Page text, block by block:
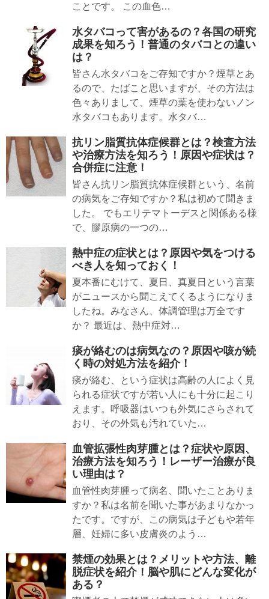
ことです。 この血色…
水タバコって害があるの？各国の研究
成果を知ろう！普通のタバコとの違い
は？
皆さん水タバコをご存知ですか？煙草とあ
るので、たばこと思いますが、その方法は
色々ありまして、煙草の葉を使わないノン
水タバコもあります。水タバ…
抗リン脂質抗体症候群とは？検査方法
や治療方法を知ろう！原因や症状は？
合併症に注意！
皆さん抗リン脂質抗体症候群という、名前
の病気をご存知ですか？私は初めて聞きま
した。 でもエリテマトーデスと関係ある様
で、膠原病の一つの…
熱中症の症状とは？原因や気をつける
べき人を知っておく！
夏本番にむけて、夏日、真夏日という言葉
がニュースから聞こえてくるようになりま
したね。みなさん、体調管理は万全です
か？ 最近は、熱中症対…
痰が絡むのは病気なの？原因や咳が続
く時の対処方法を紹介！
痰が絡む、という症状は高齢の人によく見
られる症状ですが若い人にも十分に起こり
えます。呼吸器はいつも外気にさらされて
おり、その外気も汚れていた…
血管拡張性肉芽腫とは？症状や原因、
治療方法を知ろう！レーザー治療が良
い理由は？
血管性肉芽腫って病名、聞いたことありま
すか？私は名前を聞いた事があまりなかっ
たです。ですが、この病気は子どもや若年
層、妊婦に多い皮膚炎のよう…
禁煙の効果とは？メリットや方法、離
脱症状を紹介！脳や肌にどんな変化が
ある？